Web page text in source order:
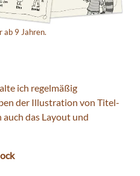
ab 9 Jahren.
ich regelmäßig
der Illustration von Titel-
das Layout und